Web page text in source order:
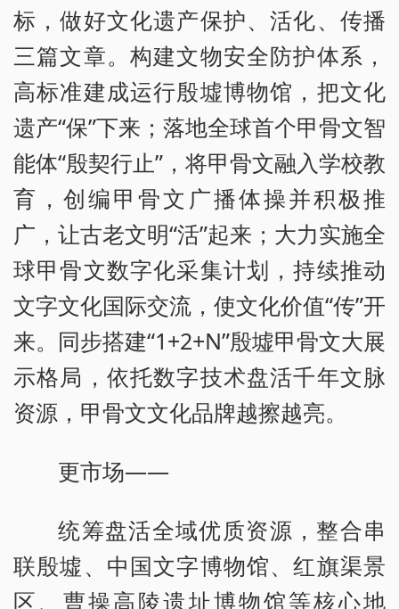
标，做好文化遗产保护、活化、传播
三篇文章。构建文物安全防护体系，
高标准建成运行殷墟博物馆，把文化
遗产“保”下来；落地全球首个甲骨文智
能体“殷契行止”，将甲骨文融入学校教
育，创编甲骨文广播体操并积极推
广，让古老文明“活”起来；大力实施全
球甲骨文数字化采集计划，持续推动
文字文化国际交流，使文化价值“传”开
来。同步搭建“1+2+N”殷墟甲骨文大展
示格局，依托数字技术盘活千年文脉
资源，甲骨文文化品牌越擦越亮。
更市场——
统筹盘活全域优质资源，整合串
联殷墟、中国文字博物馆、红旗渠景
区、曹操高陵遗址博物馆等核心地